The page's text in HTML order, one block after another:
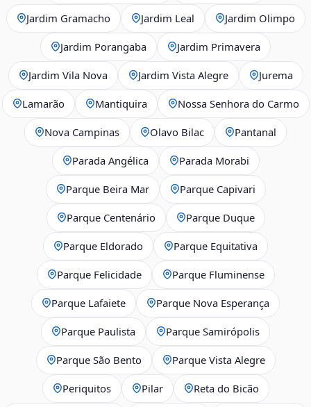
Jardim Gramacho Jardim Leal Jardim Olimpo
Jardim Porangaba Jardim Primavera
Jardim Vila Nova Jardim Vista Alegre Jurema
Lamarão Mantiquira Nossa Senhora do Carmo
Nova Campinas Olavo Bilac Pantanal
Parada Angélica Parada Morabi
Parque Beira Mar Parque Capivari
Parque Centenário Parque Duque
Parque Eldorado Parque Equitativa
Parque Felicidade Parque Fluminense
Parque Lafaiete Parque Nova Esperança
Parque Paulista Parque Samirópolis
Parque São Bento Parque Vista Alegre
Periquitos Pilar Reta do Bicão